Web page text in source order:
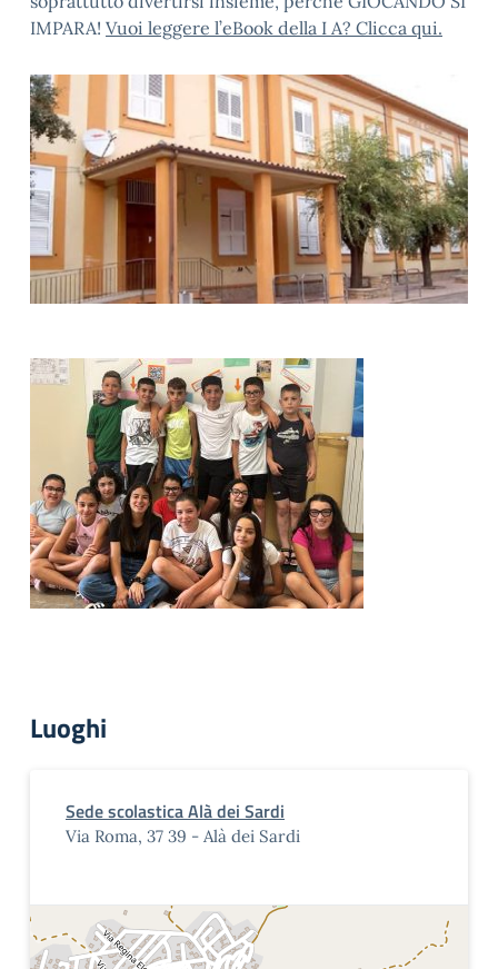
IMPARA! Vuoi leggere l’eBook della I A? Clicca qui.
Luoghi
Sede scolastica Alà dei Sardi
Via Roma, 37 39 - Alà dei Sardi